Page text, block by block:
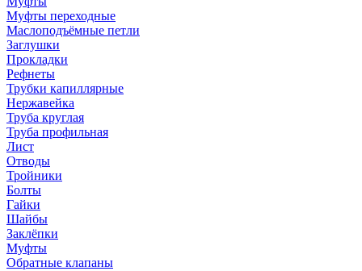
Муфты переходные
Маслоподъёмные петли
Заглушки
Прокладки
Рефнеты
Трубки капиллярные
Нержавейка
Труба круглая
Труба профильная
Лист
Отводы
Тройники
Болты
Гайки
Шайбы
Заклёпки
Муфты
Обратные клапаны